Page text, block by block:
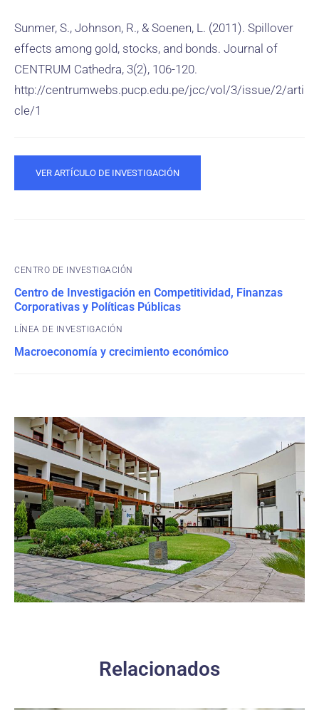
Sunmer, S., Johnson, R., & Soenen, L. (2011). Spillover
effects among gold, stocks, and bonds. Journal of
CENTRUM Cathedra, 3(2), 106-120.
http://centrumwebs.pucp.edu.pe/jcc/vol/3/issue/2/arti
cle/1
VER ARTÍCULO DE INVESTIGACIÓN
CENTRO DE INVESTIGACIÓN
Centro de Investigación en Competitividad, Finanzas
Corporativas y Políticas Públicas
Macroeconomía y crecimiento económico
Relacionados